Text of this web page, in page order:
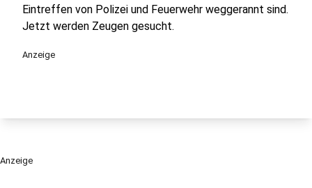
Eintreffen von Polizei und Feuerwehr weggerannt sind.
Jetzt werden Zeugen gesucht.
Anzeige
Anzeige